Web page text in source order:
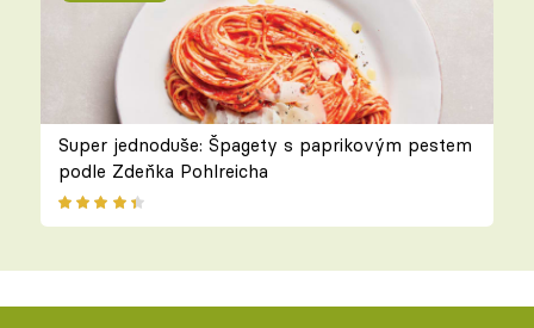
Super jednoduše: Špagety s paprikovým pestem
podle Zdeňka Pohlreicha